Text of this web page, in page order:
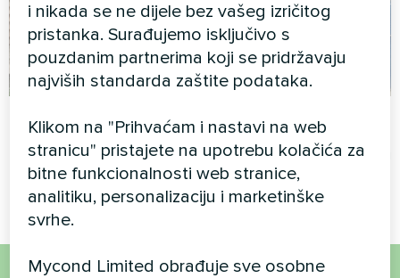
Privatna kuća
Split toplinska pumpa serije
Artic Home Smart
Staklenik
Toplinska pumpa Mycond Hevi
MHS N18 HH
i nikada se ne dijele bez vašeg izričitog
pristanka. Surađujemo isključivo s
pouzdanim partnerima koji se pridržavaju
najviših standarda zaštite podataka.
Klikom na "Prihvaćam i nastavi na web
stranicu" pristajete na upotrebu kolačića za
bitne funkcionalnosti web stranice,
analitiku, personalizaciju i marketinške
svrhe.
Mycond Limited obrađuje sve osobne